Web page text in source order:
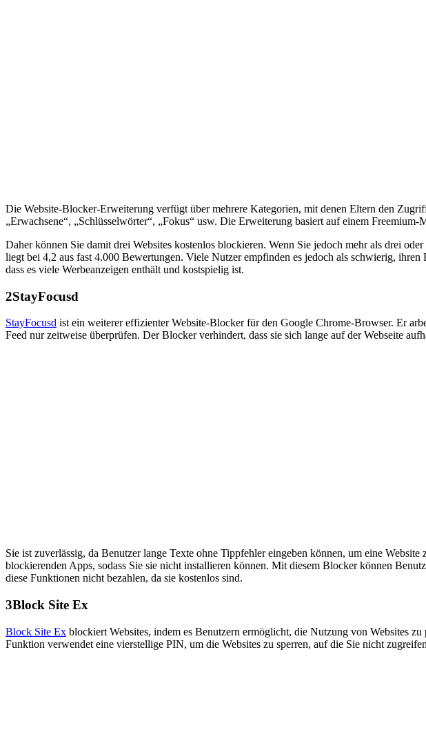
Die Website-Blocker-Erweiterung verfügt über mehrere Kategorien, mit denen Eltern den
„Erwachsene“, „Schlüsselwörter“, „Fokus“ usw. Die Erweiterung basiert auf einem
Daher können Sie damit drei Websites kostenlos blockieren. Wenn Sie jedoch mehr als drei
liegt bei 4,2 aus fast 4.000 Bewertungen. Viele Nutzer empfinden es jedoch als schwierig,
dass es viele Werbeanzeigen enthält und kostspielig ist.
2StayFocusd
StayFocusd ist ein weiterer effizienter Website-Blocker für den Google Chrome-Browser. Er
Feed nur zeitweise überprüfen. Der Blocker verhindert, dass sie sich lange auf der Webseite
Sie ist zuverlässig, da Benutzer lange Texte ohne Tippfehler eingeben können, um eine
blockierenden Apps, sodass Sie sie nicht installieren können. Mit diesem Blocker können
diese Funktionen nicht bezahlen, da sie kostenlos sind.
3Block Site Ex
Block Site Ex blockiert Websites, indem es Benutzern ermöglicht, die Nutzung von Websites
Funktion verwendet eine vierstellige PIN, um die Websites zu sperren, auf die Sie nicht